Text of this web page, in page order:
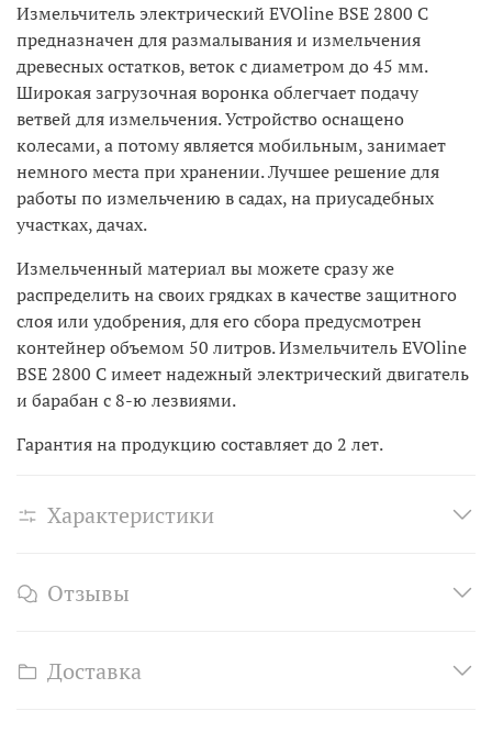
Измельчитель электрический EVOline BSE 2800 C
предназначен для размалывания и измельчения
древесных остатков, веток с диаметром до 45 мм.
Широкая загрузочная воронка облегчает подачу
ветвей для измельчения. Устройство оснащено
колесами, а потому является мобильным, занимает
немного места при хранении. Лучшее решение для
работы по измельчению в садах, на приусадебных
участках, дачах.
Измельченный материал вы можете сразу же
распределить на своих грядках в качестве защитного
слоя или удобрения, для его сбора предусмотрен
контейнер объемом 50 литров. Измельчитель EVOline
BSE 2800 C имеет надежный электрический двигатель
и барабан с 8-ю лезвиями.
Гарантия на продукцию составляет до 2 лет.
Характеристики
Отзывы
Доставка